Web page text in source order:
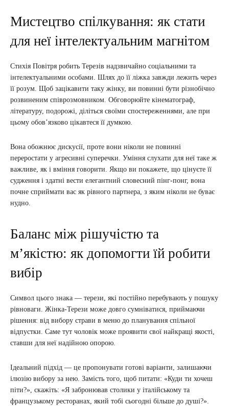
Мистецтво спілкування: як стати
для неї інтелектуальним магнітом
Стихія Повітря робить Терезів надзвичайно соціальними та
інтелектуальними особами. Шлях до її ліжка завжди лежить через
її розум. Щоб зацікавити таку жінку, ви повинні бути різнобічно
розвиненим співрозмовником. Обговорюйте кінематограф,
літературу, подорожі, діліться своїми спостереженнями, але при
цьому обов’язково цікавтеся її думкою.
Вона обожнює дискусії, проте вони ніколи не повинні
переростати у агресивні суперечки. Уміння слухати для неї таке ж
важливе, як і вміння говорити. Якщо ви покажете, що цінуєте її
судження і здатні вести елегантний словесний пінг-понг, вона
почне сприймати вас як рівного партнера, з яким ніколи не буває
нудно.
Баланс між рішучістю та
м’якістю: як допомогти їй робити
вибір
Символ цього знака — терези, які постійно перебувають у пошуку
рівноваги. Жінка-Терези може довго сумніватися, приймаючи
рішення: від вибору страви в меню до планування спільної
відпустки. Саме тут чоловік може проявити свої найкращі якості,
ставши для неї надійною опорою.
Ідеальний підхід — це пропонувати готові варіанти, залишаючи
ілюзію вибору за нею. Замість того, щоб питати: «Куди ти хочеш
піти?», скажіть: «Я забронював столики у італійському та
французькому ресторанах, який тобі сьогодні більше до душі?».